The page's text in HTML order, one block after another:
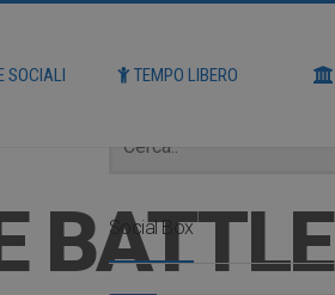
SOCIALI TEMPO LIBERO
BATTLE
Social Box